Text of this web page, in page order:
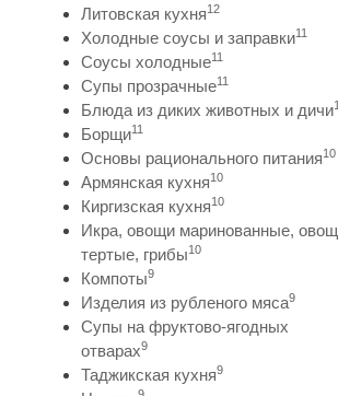
Литовская кухня12
Холодные соусы и заправки11
Соусы холодные11
Супы прозрачные11
Блюда из диких животных и дичи
Борщи11
Основы рационального питания10
Армянская кухня10
Киргизская кухня10
Икра, овощи маринованные,
тертые, грибы10
Компоты9
Изделия из рубленого мяса9
Супы на фруктово-ягодных
отварах9
Таджикская кухня9